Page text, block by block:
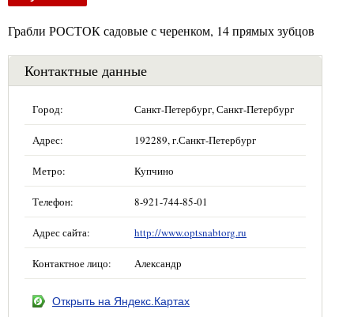
Грабли РОСТОК садовые с черенком, 14 прямых зубцов
Контактные данные
Город: Санкт-Петербург, Санкт-Петербург
Адрес: 192289, г.Санкт-Петербург
Метро: Купчино
Телефон: 8-921-744-85-01
Адрес сайта: http://www.optsnabtorg.ru
Контактное лицо: Александр
Открыть на Яндекс.Картах